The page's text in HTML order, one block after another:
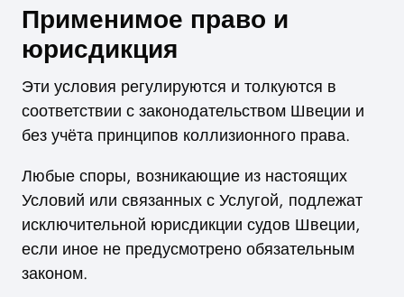
Применимое право и
юрисдикция
Эти условия регулируются и толкуются в
соответствии с законодательством Швеции и
без учёта принципов коллизионного права.
Любые споры, возникающие из настоящих
Условий или связанных с Услугой, подлежат
исключительной юрисдикции судов Швеции,
если иное не предусмотрено обязательным
законом.